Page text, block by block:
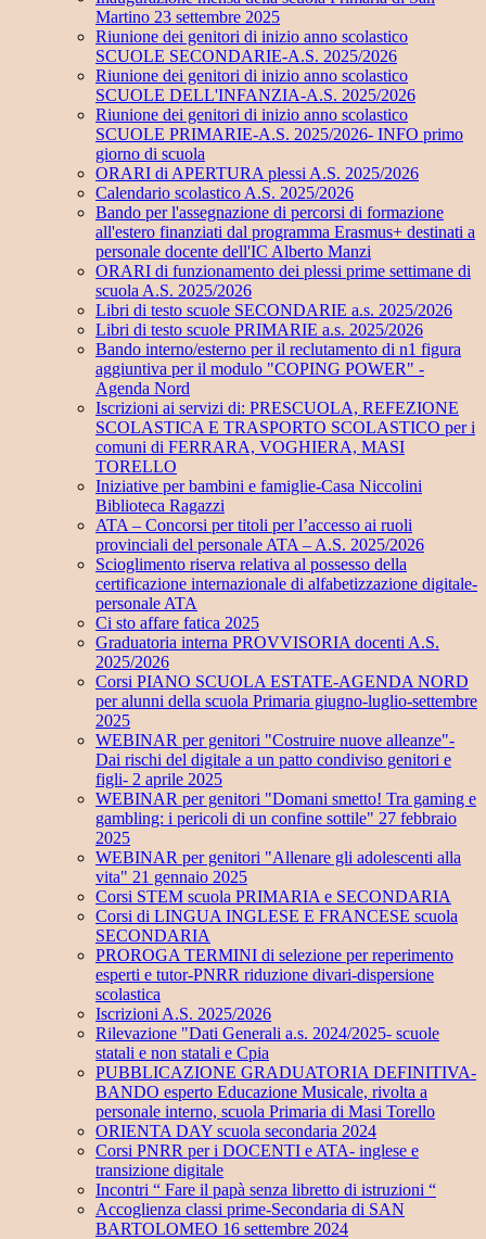
Martino 23 settembre 2025
Riunione dei genitori di inizio anno scolastico
SCUOLE SECONDARIE-A.S. 2025/2026
Riunione dei genitori di inizio anno scolastico
SCUOLE DELL'INFANZIA-A.S. 2025/2026
Riunione dei genitori di inizio anno scolastico
SCUOLE PRIMARIE-A.S. 2025/2026- INFO primo
giorno di scuola
ORARI di APERTURA plessi A.S. 2025/2026
Calendario scolastico A.S. 2025/2026
Bando per l'assegnazione di percorsi di formazione
all'estero finanziati dal programma Erasmus+ destinati a
personale docente dell'IC Alberto Manzi
ORARI di funzionamento dei plessi prime settimane di
scuola A.S. 2025/2026
Libri di testo scuole SECONDARIE a.s. 2025/2026
Libri di testo scuole PRIMARIE a.s. 2025/2026
Bando interno/esterno per il reclutamento di n1 figura
aggiuntiva per il modulo "COPING POWER" -
Agenda Nord
Iscrizioni ai servizi di: PRESCUOLA, REFEZIONE
SCOLASTICA E TRASPORTO SCOLASTICO per i
comuni di FERRARA, VOGHIERA, MASI
TORELLO
Iniziative per bambini e famiglie-Casa Niccolini
Biblioteca Ragazzi
ATA – Concorsi per titoli per l’accesso ai ruoli
provinciali del personale ATA – A.S. 2025/2026
Scioglimento riserva relativa al possesso della
certificazione internazionale di alfabetizzazione digitale-
personale ATA
Ci sto affare fatica 2025
Graduatoria interna PROVVISORIA docenti A.S.
2025/2026
Corsi PIANO SCUOLA ESTATE-AGENDA NORD
per alunni della scuola Primaria giugno-luglio-settembre
2025
WEBINAR per genitori "Costruire nuove alleanze"-
Dai rischi del digitale a un patto condiviso genitori e
figli- 2 aprile 2025
WEBINAR per genitori "Domani smetto! Tra gaming e
gambling: i pericoli di un confine sottile" 27 febbraio
2025
WEBINAR per genitori "Allenare gli adolescenti alla
vita" 21 gennaio 2025
Corsi STEM scuola PRIMARIA e SECONDARIA
Corsi di LINGUA INGLESE E FRANCESE scuola
SECONDARIA
PROROGA TERMINI di selezione per reperimento
esperti e tutor-PNRR riduzione divari-dispersione
scolastica
Iscrizioni A.S. 2025/2026
Rilevazione "Dati Generali a.s. 2024/2025- scuole
statali e non statali e Cpia
PUBBLICAZIONE GRADUATORIA DEFINITIVA-
BANDO esperto Educazione Musicale, rivolta a
personale interno, scuola Primaria di Masi Torello
ORIENTA DAY scuola secondaria 2024
Corsi PNRR per i DOCENTI e ATA- inglese e
transizione digitale
Incontri “ Fare il papà senza libretto di istruzioni “
Accoglienza classi prime-Secondaria di SAN
BARTOLOMEO 16 settembre 2024